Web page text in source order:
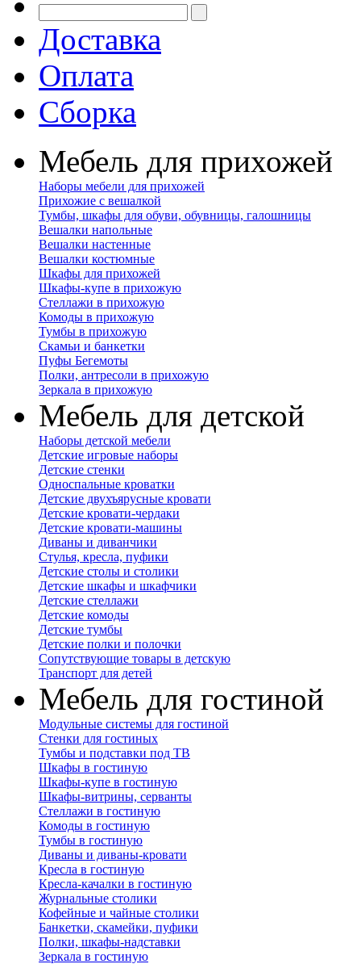
Доставка
Оплата
Сборка
Мебель для прихожей
Наборы мебели для прихожей
Прихожие с вешалкой
Тумбы, шкафы для обуви, обувницы, галошницы
Вешалки напольные
Вешалки настенные
Вешалки костюмные
Шкафы для прихожей
Шкафы-купе в прихожую
Стеллажи в прихожую
Комоды в прихожую
Тумбы в прихожую
Скамьи и банкетки
Пуфы Бегемоты
Полки, антресоли в прихожую
Зеркала в прихожую
Мебель для детской
Наборы детской мебели
Детские игровые наборы
Детские стенки
Односпальные кроватки
Детские двухъярусные кровати
Детские кровати-чердаки
Детские кровати-машины
Диваны и диванчики
Стулья, кресла, пуфики
Детские столы и столики
Детские шкафы и шкафчики
Детские стеллажи
Детские комоды
Детские тумбы
Детские полки и полочки
Сопутствующие товары в детскую
Транспорт для детей
Мебель для гостиной
Модульные системы для гостиной
Стенки для гостиных
Тумбы и подставки под ТВ
Шкафы в гостиную
Шкафы-купе в гостиную
Шкафы-витрины, серванты
Стеллажи в гостиную
Комоды в гостиную
Тумбы в гостиную
Диваны и диваны-кровати
Кресла в гостиную
Кресла-качалки в гостиную
Журнальные столики
Кофейные и чайные столики
Банкетки, скамейки, пуфики
Полки, шкафы-надставки
Зеркала в гостиную